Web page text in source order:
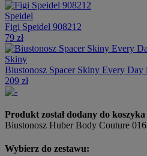
Speidel
Figi Speidel 908212
79 zł
Skiny
Biustonosz Spacer Skiny Every
209 zł
Produkt został dodany do koszyka
Biustonosz Huber Body Couture
Wybierz do zestawu: